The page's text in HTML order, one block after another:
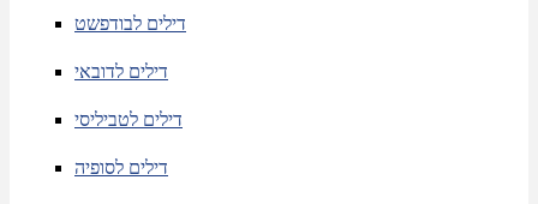
דילים לבודפשט
דילים לדובאי
דילים לטביליסי
דילים לסופיה